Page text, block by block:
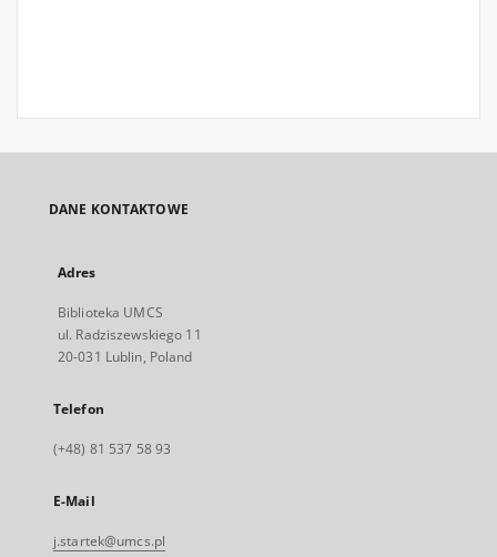
DANE KONTAKTOWE
Adres
Biblioteka UMCS
ul. Radziszewskiego 11
20-031 Lublin, Poland
Telefon
(+48) 81 537 58 93
E-Mail
j.startek@umcs.pl